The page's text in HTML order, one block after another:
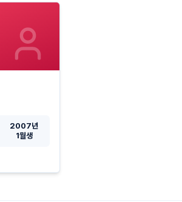
2007년
1월생